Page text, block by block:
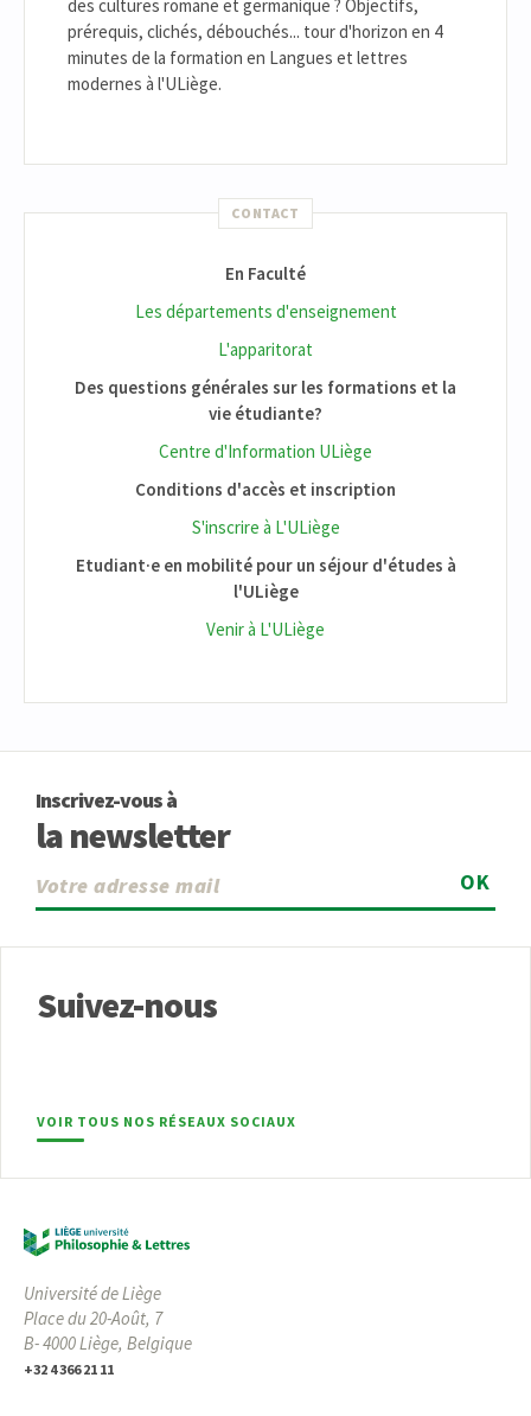
des cultures romane et germanique ? Objectifs,
prérequis, clichés, débouchés... tour d'horizon en 4
minutes de la formation en Langues et lettres
modernes à l'ULiège.
CONTACT
En Faculté
Les départements d'enseignement
L'apparitorat
Des questions générales sur les formations et la
vie étudiante?
Centre d'Information ULiège
Conditions d'accès et inscription
S'inscrire à L'ULiège
Etudiant·e en mobilité pour un séjour d'études à
l'ULiège
Venir à L'ULiège
Inscrivez-vous à
la newsletter
OK
Suivez-nous
VOIR TOUS NOS RÉSEAUX SOCIAUX
Université de Liège
Place du 20-Août, 7
B- 4000 Liège, Belgique
+32 4 366 21 11